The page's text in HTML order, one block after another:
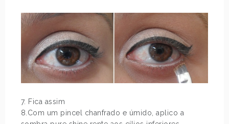
7. Fica assim
8.Com um pincel chanfrado e úmido, aplico a